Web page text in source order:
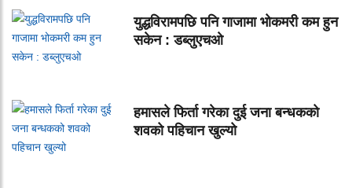
युद्धविरामपछि पनि गाजामा भोकमरी कम हुन
सकेन : डब्लुएचओ
हमासले फिर्ता गरेका दुई जना बन्धकको
शवको पहिचान खुल्यो